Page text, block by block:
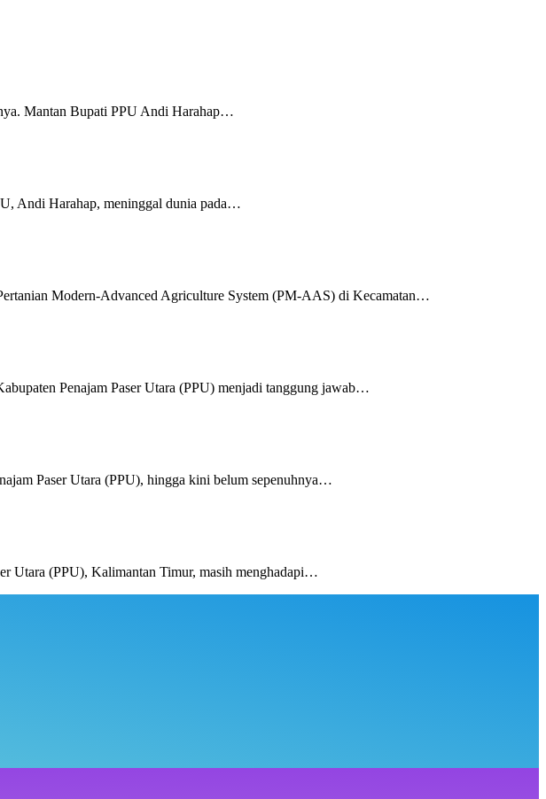
Mantan Bupati PPU Andi Harahap…
Andi Harahap, meninggal dunia pada…
Modern-Advanced Agriculture System (PM-AAS) di Kecamatan…
Penajam Paser Utara (PPU) menjadi tanggung jawab…
Paser Utara (PPU), hingga kini belum sepenuhnya…
Utara (PPU), Kalimantan Timur, masih menghadapi…